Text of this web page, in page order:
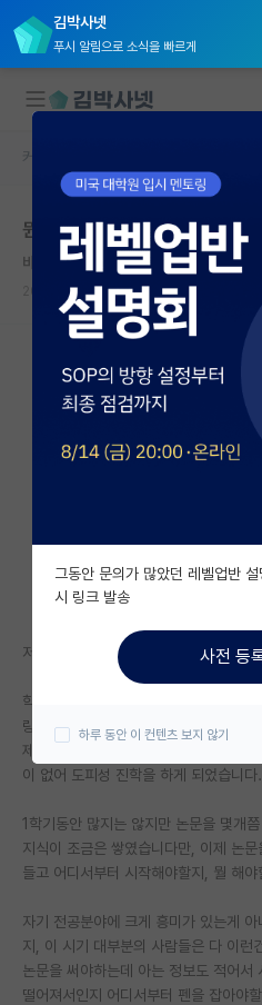
김박사넷
푸시 알림으로 소식을 빠르게
대학원생 모집
국내대학원 정보
연구실&오픈랩
커뮤니티
커뮤니티 홈
전체글보기
베스트 게시판
자유 게시판(아무개랩)
미국 유학 게시판
미국 대학원 합격 후기 게시판
대학원생 모집 게시판
연구실(PI) 홍보 게시판
임용 정보 게시판
취업 게시판
임용 후기 게시판
커뮤니티 홈
뭔가 뚜렷한 길이 보이지 않는
바보같은 그레고어 멘델
2024.07.05 2 1324
저는 올해 석사 1학기차까지 마친 AI랩
학부연구생 과정을 거치지않고 입학했
랑해서 대학원 진학을 결심했다기보단
제일 흥미로웠고, 낮은 학점에 포트폴리
이 없어 도피성 진학을 하게 되었습니다.
1학기동안 많지는 않지만 논문을 몇개
지식이 조금은 쌓였습니다만, 이제 논
들고 어디서부터 시작해야할지, 뭘 해
자기 전공분야에 크게 흥미가 있는게
지, 이 시기 대부분의 사람들은 다 이런
논문을 써야하는데 아는 정보도 적어서
떨어져서인지 어디서부터 펜을 잡아야
그동안 문의가 많았던 레벨업반
시 링크 발송
사전 등
하루 동안 이 컨텐츠 보지 않기